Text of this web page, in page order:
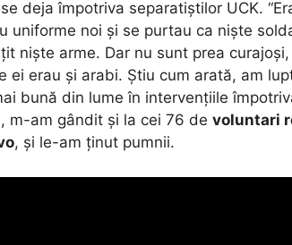
deja împotriva separatiștilor UCK.
uniforme noi și se purtau ca niște
niște arme. Dar nu sunt prea
ei erau și arabi. Știu cum arată, am
bună din lume în intervențiile
m-am gândit și la cei 76 de voluntari
, și le-am ținut pumnii.